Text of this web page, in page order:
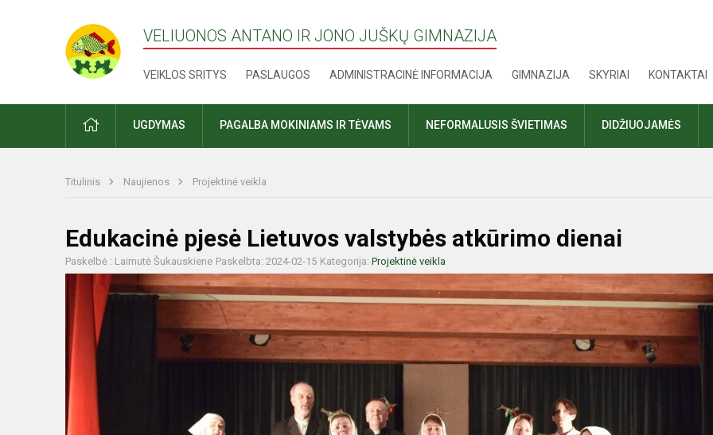
VELIUONOS ANTANO IR JONO JUŠKŲ GIMNAZIJA
VEIKLOS SRITYS PASLAUGOS ADMINISTRACINĖ INFORMACIJA GIMNAZIJA SKYRIAI KONTAKTAI
PRADŽIAUGDYMAS PAGALBA MOKINIAMS IR TĖVAMS NEFORMALUSIS ŠVIETIMAS DIDŽIUOJAMĖS
Titulinis Naujienos Projektinė veikla
Edukacinė pjesė Lietuvos valstybės atkūrimo dienai
Paskelbė : Laimutė Šukauskiene Paskelbta: 2024-02-15 Kategorija: Projektinė veikla